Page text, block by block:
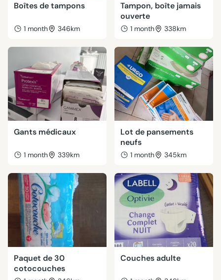
Boîtes de tampons
1 month 346km
Tampon, boîte jamais
ouverte
1 month 338km
Gants médicaux
1 month 339km
Lot de pansements
neufs
1 month 345km
Paquet de 30
cotocouches
Couches adulte